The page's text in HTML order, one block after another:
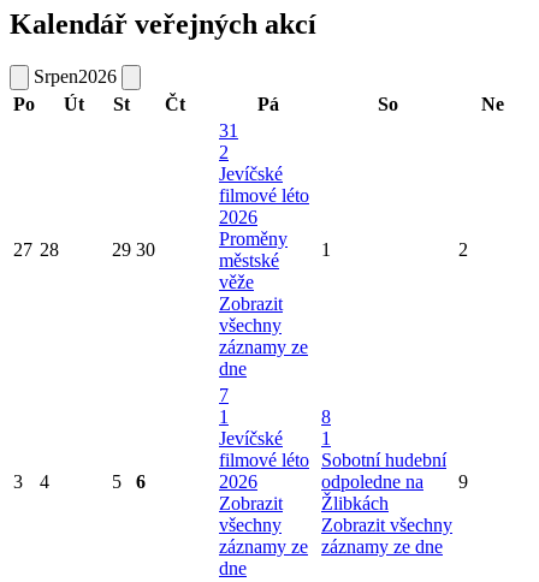
Kalendář veřejných akcí
Srpen2026
Po
Út St Čt Pá So Ne
27 28 29 30
31
2
Jevíčské
filmové léto
2026
Proměny
městské
věže
Zobrazit
všechny
záznamy ze
dne
1 2
3 4 5 6
7
1
Jevíčské
filmové léto
2026
Zobrazit
všechny
záznamy ze
dne
8
1
Sobotní hudební
odpoledne na
Žlibkách
Zobrazit všechny
záznamy ze dne
9